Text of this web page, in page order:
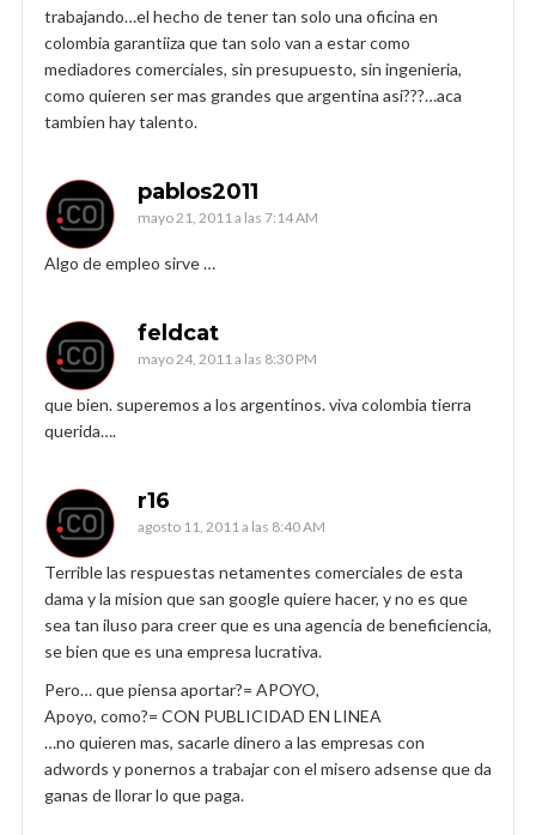
trabajando…el hecho de tener tan solo una oficina en
colombia garantiiza que tan solo van a estar como
mediadores comerciales, sin presupuesto, sin ingenieria,
como quieren ser mas grandes que argentina asi???…aca
tambien hay talento.
pablos2011
mayo 21, 2011 a las 7:14 AM
Algo de empleo sirve …
feldcat
mayo 24, 2011 a las 8:30 PM
que bien. superemos a los argentinos. viva colombia tierra
querida….
r16
agosto 11, 2011 a las 8:40 AM
Terrible las respuestas netamentes comerciales de esta
dama y la mision que san google quiere hacer, y no es que
sea tan iluso para creer que es una agencia de beneficiencia,
se bien que es una empresa lucrativa.
Pero… que piensa aportar?= APOYO,
Apoyo, como?= CON PUBLICIDAD EN LINEA
…no quieren mas, sacarle dinero a las empresas con
adwords y ponernos a trabajar con el misero adsense que da
ganas de llorar lo que paga.